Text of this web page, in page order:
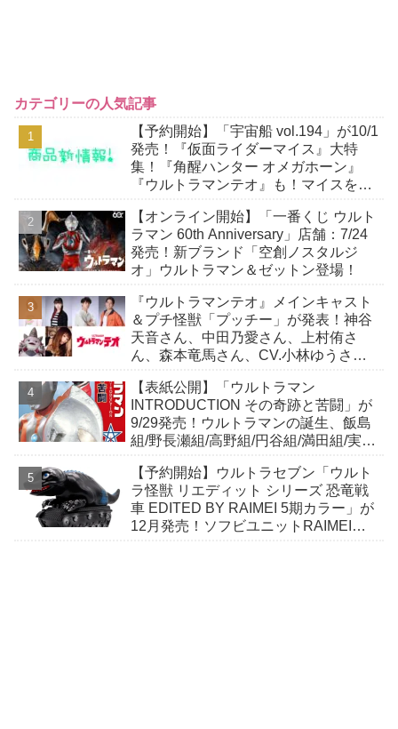
カテゴリーの人気記事
【予約開始】「宇宙船 vol.194」が10/1
発売！『仮面ライダーマイス』大特
集！『角醒ハンター オメガホーン』
『ウルトラマンテオ』も！マイスをよ
【オンライン開始】「一番くじ ウルト
ラマン 60th Anniversary」店舗：7/24
発売！新ブランド「空創ノスタルジ
オ」ウルトラマン＆ゼットン登場！
『ウルトラマンテオ』メインキャスト
＆プチ怪獣「プッチー」が発表！神谷
天音さん、中田乃愛さん、上村侑さ
ん、森本竜馬さん、CV.小林ゆうさ
【表紙公開】「ウルトラマン
INTRODUCTION その奇跡と苦闘」が
9/29発売！ウルトラマンの誕生、飯島
組/野長瀬組/高野組/円谷組/満田組/実相
【予約開始】ウルトラセブン「ウルト
ラ怪獣 リエディット シリーズ 恐竜戦
車 EDITED BY RAIMEI 5期カラー」が
12月発売！ソフビユニットRAIMEIに